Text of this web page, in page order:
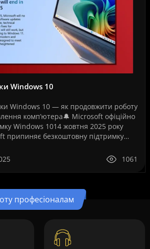
Windows 10
Windows 10 — як продовжити роботу
комп’ютера🔔 Microsoft офіційно
Windows 1014 жовтня 2025 року
припиняє безкоштовну підтримку
1061
професіоналам